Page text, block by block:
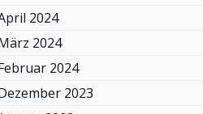
2024
2024
2024
2023